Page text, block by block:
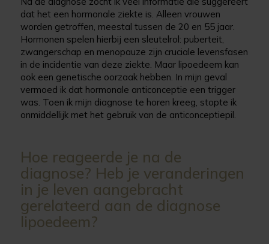
dat het een hormonale ziekte is. Alleen vrouwen
worden getroffen, meestal tussen de 20 en 55 jaar.
Hormonen spelen hierbij een sleutelrol: puberteit,
zwangerschap en menopauze zijn cruciale levensfasen
in de incidentie van deze ziekte. Maar lipoedeem kan
ook een genetische oorzaak hebben. In mijn geval
vermoed ik dat hormonale anticonceptie een trigger
was. Toen ik mijn diagnose te horen kreeg, stopte ik
onmiddellijk met het gebruik van de anticonceptiepil.
Hoe reageerde je na de
diagnose? Heb je veranderingen
in je leven aangebracht
gerelateerd aan de diagnose
lipoedeem?